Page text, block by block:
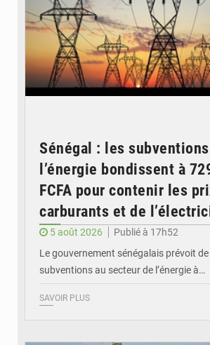
Sénégal : les
l’énergie bondissent à
FCFA pour contenir les
carburants et de
5 août 2026
Publié à 17h52
Le gouvernement sénégalais prévoit
subventions au secteur de l’énergie à…
SAVOIR PLUS